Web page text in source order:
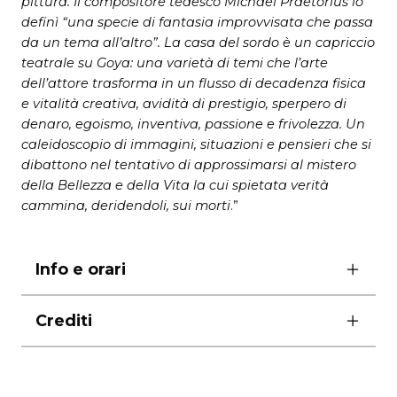
definì “una specie di fantasia improvvisata che passa
da un tema all’altro”. La casa del sordo è un capriccio
teatrale su Goya: una varietà di temi che l’arte
dell’attore trasforma in un flusso di decadenza fisica
e vitalità creativa, avidità di prestigio, sperpero di
denaro, egoismo, inventiva, passione e frivolezza. Un
caleidoscopio di immagini, situazioni e pensieri che si
dibattono nel tentativo di approssimarsi al mistero
della Bellezza e della Vita la cui spietata verità
cammina, deridendoli, sui morti.”
Info e orari
ore 20.00
non adatto a bambini di età inferiore ai 12 anni
a spettacolo iniziato non sarà possibile accedere
Crediti